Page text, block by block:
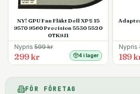
NY! GPU Fan Fläkt Dell XPS 15
9570 9560 Precision 5530 5520
0TK9J1
Nypris 599kr
299 kr 4 i lager
Nypris
189
FÖR FÖRETAG